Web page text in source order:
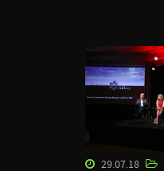
29.07.18